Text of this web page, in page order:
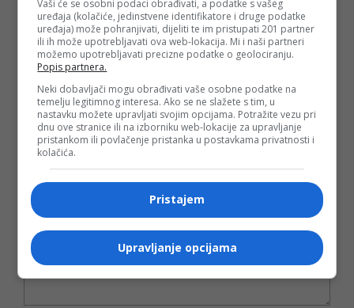
Vaša e-mail adresa neće biti objavljena. Sva polja su
obavezna!
Ime*
Email*
Komentar
Vaši će se osobni podaci obrađivati, a podatke s vašeg
uređaja (kolačiće, jedinstvene identifikatore i druge podatke
uređaja) može pohranjivati, dijeliti te im pristupati 201 partner
ili ih može upotrebljavati ova web-lokacija. Mi i naši partneri
možemo upotrebljavati precizne podatke o geolociranju.
Popis partnera.
Neki dobavljači mogu obrađivati vaše osobne podatke na
temelju legitimnog interesa. Ako se ne slažete s tim, u
nastavku možete upravljati svojim opcijama. Potražite vezu pri
dnu ove stranice ili na izborniku web-lokacije za upravljanje
pristankom ili povlačenje pristanka u postavkama privatnosti i
kolačića.
Pristajem
Upravljanje opcijama